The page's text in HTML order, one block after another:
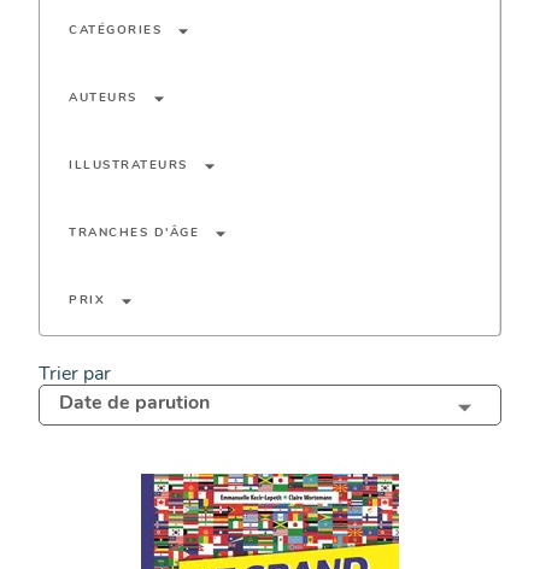
CATÉGORIES arrow_drop_down
AUTEURS arrow_drop_down
ILLUSTRATEURS arrow_drop_down
TRANCHES D'ÂGE arrow_drop_down
PRIX arrow_drop_down
Trier par
Date de parution